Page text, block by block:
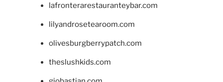
lafronterarestauranteybar.com
lilyandrosetearoom.com
olivesburgberrypatch.com
theslushkids.com